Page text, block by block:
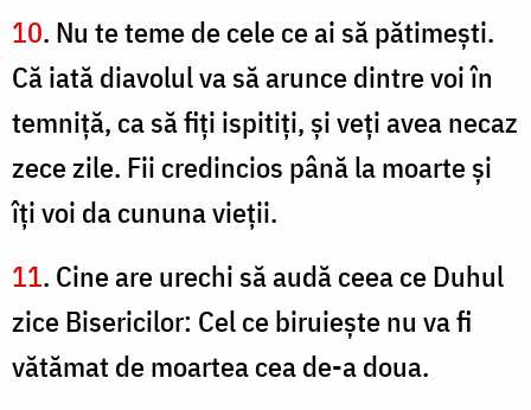
10. Nu te teme de cele ce ai să pătimeşti.
Că iată diavolul va să arunce dintre voi în
temniţă, ca să fiţi ispitiţi, şi veţi avea necaz
zece zile. Fii credincios până la moarte şi
îţi voi da cununa vieţii.
11. Cine are urechi să audă ceea ce Duhul
zice Bisericilor: Cel ce biruieşte nu va fi
vătămat de moartea cea de-a doua.